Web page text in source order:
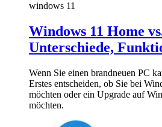
windows 11
Windows 11 Home
Unterschiede,
Wenn Sie einen brandneuen PC
Erstes entscheiden, ob Sie bei
möchten oder ein Upgrade auf
möchten.